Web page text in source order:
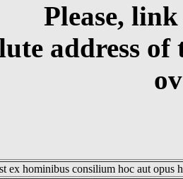
Please,
address
ex hominibus consilium hoc aut opus